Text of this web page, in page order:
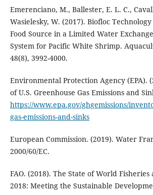
Emerenciano, M., Ballester, E. L. C.,
Wasielesky, W. (2017). Biofloc
Food Source in a Limited Water
System for Pacific White Shrimp.
48(8), 3992-4000.
Environmental Protection Agency (EPA).
of U.S. Greenhouse Gas Emissions and
https://www.epa.gov/ghgemissions/
gas-emissions-and-sinks
European Commission. (2019). Water
2000/60/EC.
FAO. (2018). The State of World
2018: Meeting the Sustainable